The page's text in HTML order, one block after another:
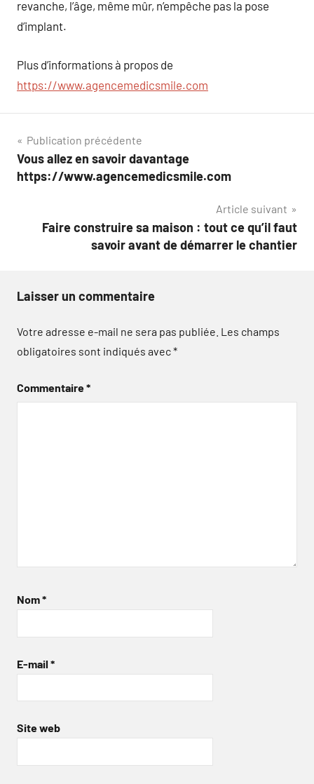
revanche, l’âge, même mûr, n’empêche pas la pose
d’implant.
Plus d’informations à propos de
https://www.agencemedicsmile.com
Navigation
de
Publication précédente
Vous allez en savoir davantage
https://www.agencemedicsmile.com
Article suivant
Faire construire sa maison : tout ce qu’il faut
savoir avant de démarrer le chantier
Laisser un commentaire
Votre adresse e-mail ne sera pas publiée. Les champs
obligatoires sont indiqués avec*
Commentaire*
Nom*
E-mail *
Site web